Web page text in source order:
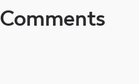
Comments